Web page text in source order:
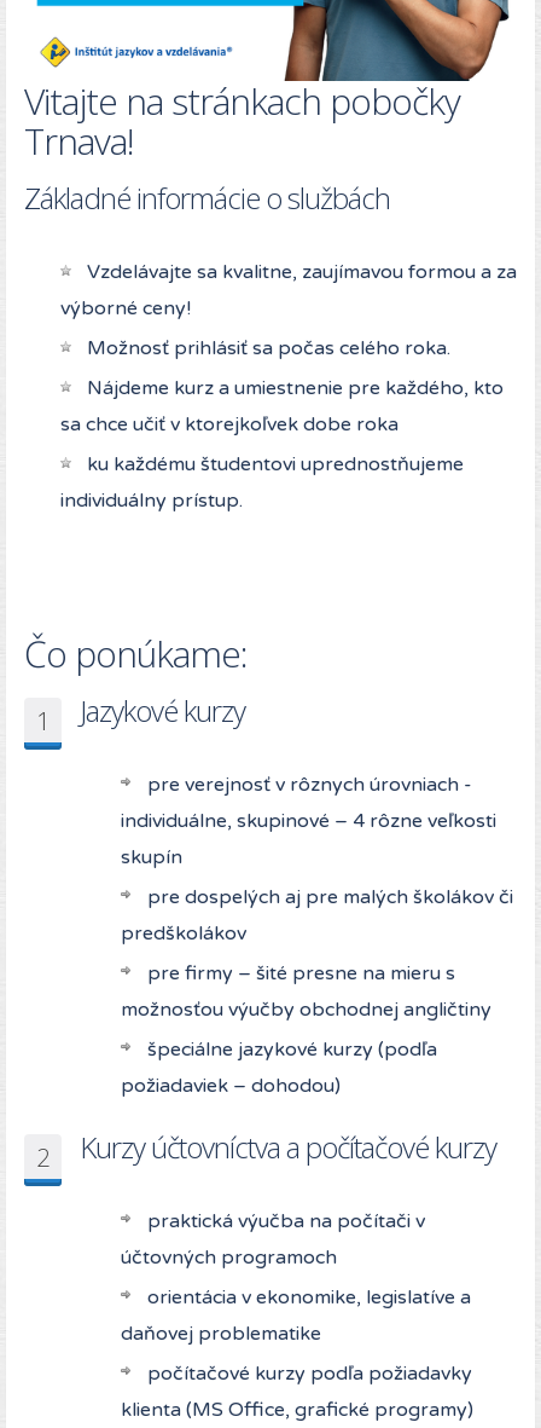
Vitajte na stránkach pobočky
Trnava!
Základné informácie o službách
Vzdelávajte sa kvalitne, zaujímavou formou a za
výborné ceny!
Možnosť prihlásiť sa počas celého roka.
Nájdeme kurz a umiestnenie pre každého, kto
sa chce učiť v ktorejkoľvek dobe roka
ku každému študentovi uprednostňujeme
individuálny prístup.
Čo ponúkame:
1 Jazykové kurzy
pre verejnosť v rôznych úrovniach -
individuálne, skupinové – 4 rôzne veľkosti
skupín
pre dospelých aj pre malých školákov či
predškolákov
pre firmy – šité presne na mieru s
možnosťou výučby obchodnej angličtiny
špeciálne jazykové kurzy (podľa
požiadaviek – dohodou)
2 Kurzy účtovníctva a počítačové kurzy
praktická výučba na počítači v
účtovných programoch
orientácia v ekonomike, legislatíve a
daňovej problematike
počítačové kurzy podľa požiadavky
klienta (MS Office, grafické programy)